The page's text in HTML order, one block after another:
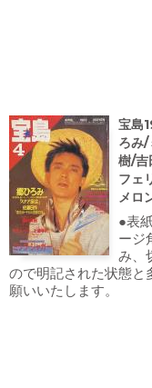
宝島
ろみ/
樹/吉
フェ
メロ
●表
ージ
み、
ので明記された状態と
願いいたします。